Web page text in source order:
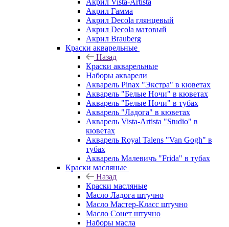
Акрил Vista-Artista
Акрил Гамма
Акрил Decola глянцевый
Акрил Decola матовый
Акрил Brauberg
Краски акварельные
Назад
Краски акварельные
Наборы акварели
Акварель Pinax "Экстра" в кюветах
Акварель "Белые Ночи" в кюветах
Акварель "Белые Ночи" в тубах
Акварель "Ладога" в кюветах
Акварель Vista-Artista "Studio" в
кюветах
Акварель Royal Talens "Van Gogh" в
тубах
Акварель Малевичъ "Frida" в тубах
Краски масляные
Назад
Краски масляные
Масло Ладога штучно
Масло Мастер-Класс штучно
Масло Сонет штучно
Наборы масла